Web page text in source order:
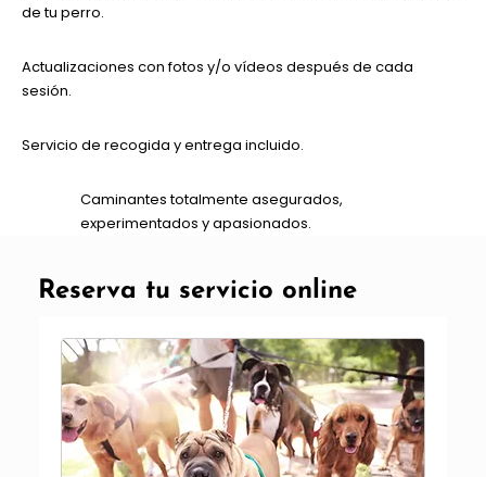
de tu perro.
Actualizaciones con fotos y/o vídeos después de cada
sesión.
Servicio de recogida y entrega incluido.
Caminantes totalmente asegurados,
experimentados y apasionados.
Reserva tu servicio online